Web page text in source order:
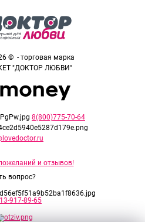
© - торговая марка
"ДОКТОР ЛЮБВИ"
8(800)775-70-64
и отзывов!
вопрос?
917-89-65